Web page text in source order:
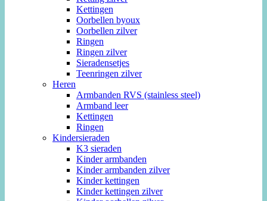
Kettingen
Oorbellen byoux
Oorbellen zilver
Ringen
Ringen zilver
Sieradensetjes
Teenringen zilver
Heren
Armbanden RVS (stainless steel)
Armband leer
Kettingen
Ringen
Kindersieraden
K3 sieraden
Kinder armbanden
Kinder armbanden zilver
Kinder kettingen
Kinder kettingen zilver